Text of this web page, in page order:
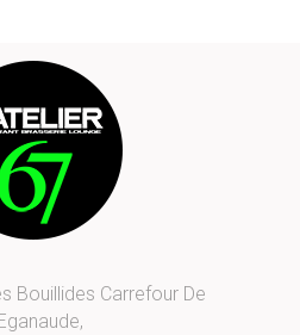
Bouillides Carrefour De